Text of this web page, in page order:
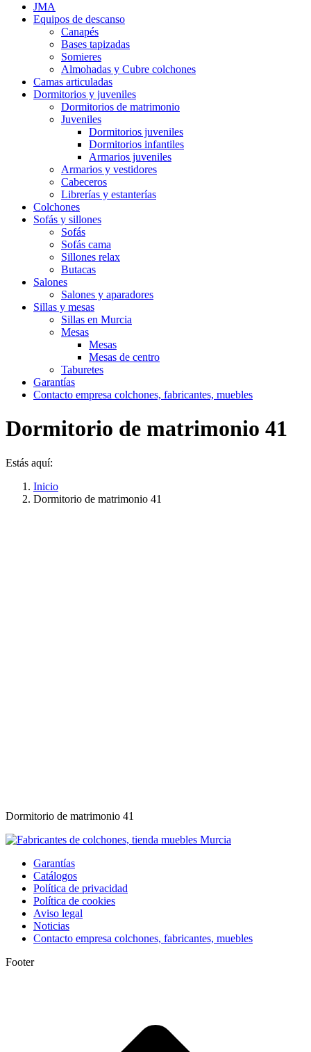
JMA
Equipos de descanso
Canapés
Bases tapizadas
Somieres
Almohadas y Cubre colchones
Camas articuladas
Dormitorios y juveniles
Dormitorios de matrimonio
Juveniles
Dormitorios juveniles
Dormitorios infantiles
Armarios juveniles
Armarios y vestidores
Cabeceros
Librerías y estanterías
Colchones
Sofás y sillones
Sofás
Sofás cama
Sillones relax
Butacas
Salones
Salones y aparadores
Sillas y mesas
Sillas en Murcia
Mesas
Mesas
Mesas de centro
Taburetes
Garantías
Contacto empresa colchones, fabricantes, muebles
Dormitorio de matrimonio 41
Estás aquí:
Inicio
Dormitorio de matrimonio 41
Dormitorio de matrimonio 41
Garantías
Catálogos
Política de privacidad
Política de cookies
Aviso legal
Noticias
Contacto empresa colchones, fabricantes, muebles
Footer